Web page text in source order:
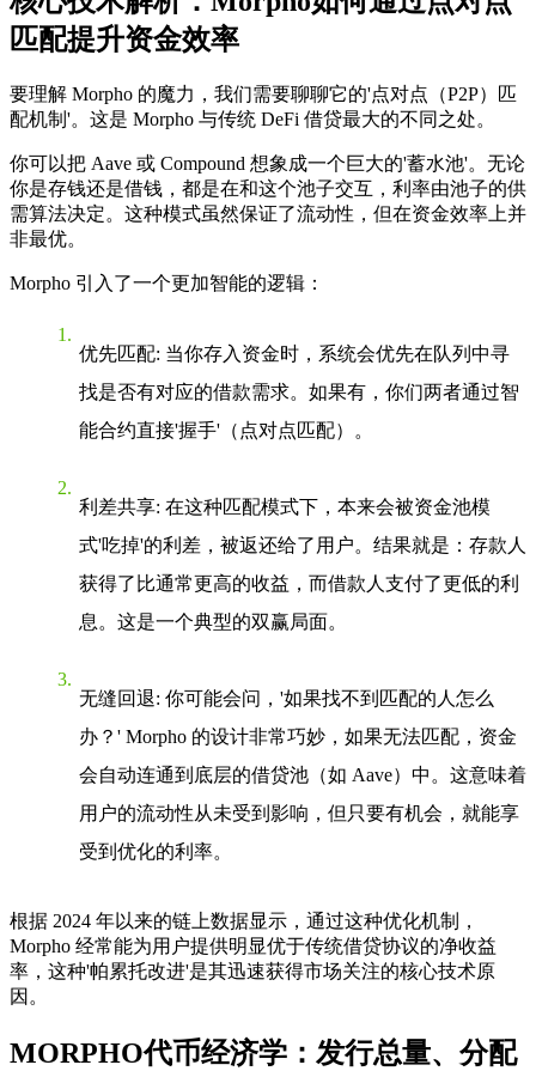
匹配提升资金效率
要理解 Morpho 的魔力，我们需要聊聊它的'点对点（P2P）匹
配机制'。这是 Morpho 与传统 DeFi 借贷最大的不同之处。
你可以把 Aave 或 Compound 想象成一个巨大的'蓄水池'。无论
你是存钱还是借钱，都是在和这个池子交互，利率由池子的供
需算法决定。这种模式虽然保证了流动性，但在资金效率上并
非最优。
Morpho 引入了一个更加智能的逻辑：
优先匹配: 当你存入资金时，系统会优先在队列中寻
找是否有对应的借款需求。如果有，你们两者通过智
能合约直接'握手'（点对点匹配）。
利差共享: 在这种匹配模式下，本来会被资金池模
式'吃掉'的利差，被返还给了用户。结果就是：存款人
获得了比通常更高的收益，而借款人支付了更低的利
息。这是一个典型的双赢局面。
无缝回退: 你可能会问，'如果找不到匹配的人怎么
办？' Morpho 的设计非常巧妙，如果无法匹配，资金
会自动连通到底层的借贷池（如 Aave）中。这意味着
用户的流动性从未受到影响，但只要有机会，就能享
受到优化的利率。
根据 2024 年以来的链上数据显示，通过这种优化机制，
Morpho 经常能为用户提供明显优于传统借贷协议的净收益
率，这种'帕累托改进'是其迅速获得市场关注的核心技术原
因。
MORPHO代币经济学：发行总量、分配